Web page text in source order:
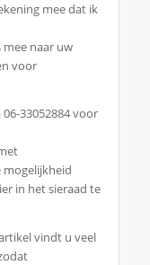
mee dat ik
naar uw
voor
33052884 voor
mogelijkheid
in het sieraad te
vindt u veel